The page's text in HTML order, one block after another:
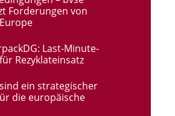
Forderungen von
Last-Minute-
Rezyklateinsatz
ein strategischer
die europäische